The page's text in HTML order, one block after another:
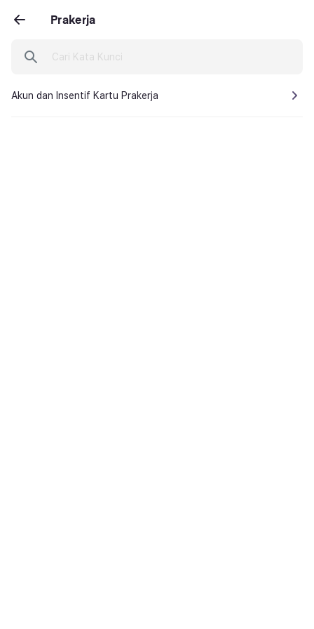
Prakerja
Akun dan Insentif Kartu Prakerja